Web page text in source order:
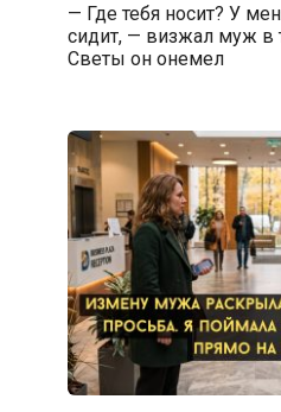
— Где тебя носит? У
сидит, — визжал муж в
Светы он онемел